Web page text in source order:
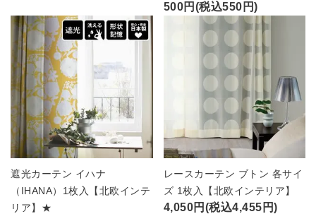
500円(税込550円)
遮光カーテン イハナ
（IHANA）1枚入【北欧インテ
リア】★
レースカーテン ブトン 各サイ
ズ 1枚入【北欧インテリア】
4,050円(税込4,455円)